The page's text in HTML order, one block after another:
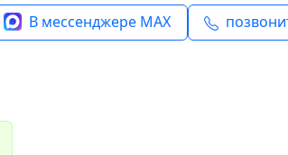
В мессенджере MAX